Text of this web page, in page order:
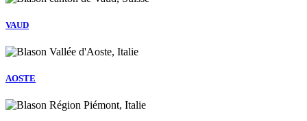
VAUD
AOSTE